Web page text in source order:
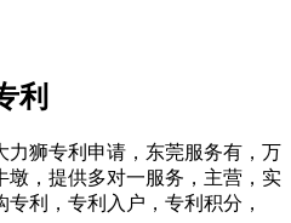
利
力狮专利申请，东莞服务有，万
墩，提供多对一服务，主营，实
利，专利入户，专利积分，